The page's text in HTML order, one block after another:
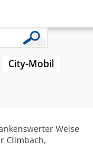
City-Mobil
Weise
Climbach,